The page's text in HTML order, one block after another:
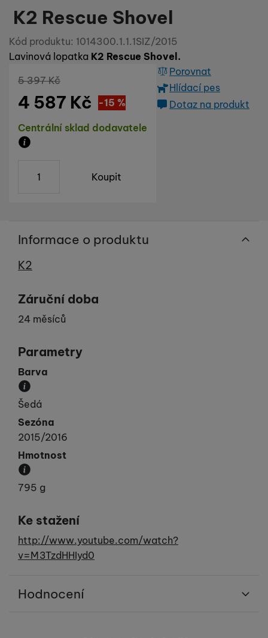
K2 Rescue Shovel
Kód produktu: 1014300.1.1.1SIZ/2015
Lavinová lopatka K2 Rescue Shovel.
Dostupnost
Centrální sklad dodavatele
Původní cena
5 397Kč
Sleva
810 Kč
(
-15 %
4 587 Kč
Koupit
Porovnat
Hlídací pes
Dotaz na produkt
Informace o produktu
Výrobce
K2
Záruční doba
24 měsíců
Parametry
Barva
Převládající barva výrobku.
Šedá
Sezóna
2015/2016
Hmotnost
Váha produktu.
795 g
Ke stažení
http://www.youtube.com/watch?
v=M3TzdHHIyd0
Hodnocení